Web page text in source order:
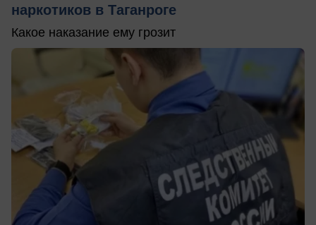
наркотиков в Таганроге
Какое наказание ему грозит